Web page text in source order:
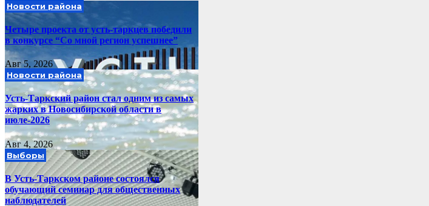
Новости района
Четыре проекта от усть-таркцев победили
в конкурсе “Со мной регион успешнее”
Авг 5, 2026
Новости района
Усть-Таркский район стал одним из самых
жарких в Новосибирской области в
июле-2026
Авг 4, 2026
Выборы
В Усть-Таркском районе состоялся
обучающий семинар для общественных
наблюдателей